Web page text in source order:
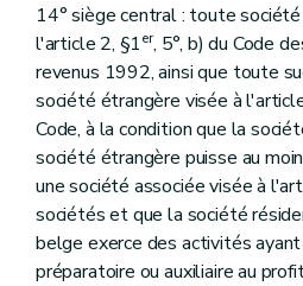
14° siège central : toute
l'article 2, §1er, 5°, b) du Code
revenus 1992, ainsi que toute
société étrangère visée à
Code, à la condition que la
société étrangère puisse au
une société associée visée à
sociétés et que la société
belge exerce des activités ayant
préparatoire ou auxiliaire au